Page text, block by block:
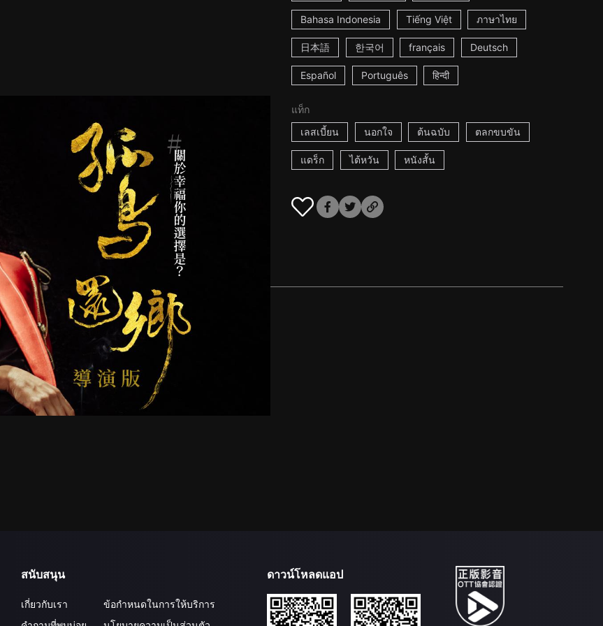
Bahasa Indonesia Tiếng Việt ภาษาไทย
日本語 한국어 français Deutsch
Español Português हिन्दी
แท็ก
เลสเบี้ยน
นอกใจ ต้นฉบับ ตลกขบขัน
แดร็ก ไต้หวัน หนังสั้น
สนับสนุน
เกี่ยวกับเรา
ข้อกำหนดในการให้บริการ
ดาวน์โหลดแอป